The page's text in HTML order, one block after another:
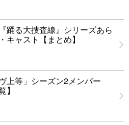
踊る大捜査線』シリーズあら
キャスト【まとめ】
ヴ上等」シーズン2メンバー
】